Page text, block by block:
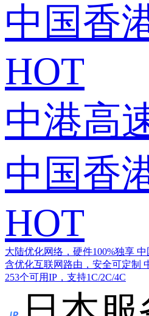
中国香
HOT
中港高
中国香
HOT
大陆优化网络，硬件100%独享 中
含优化互联网路由，安全可定制
253个可用IP，支持1C/2C/4C